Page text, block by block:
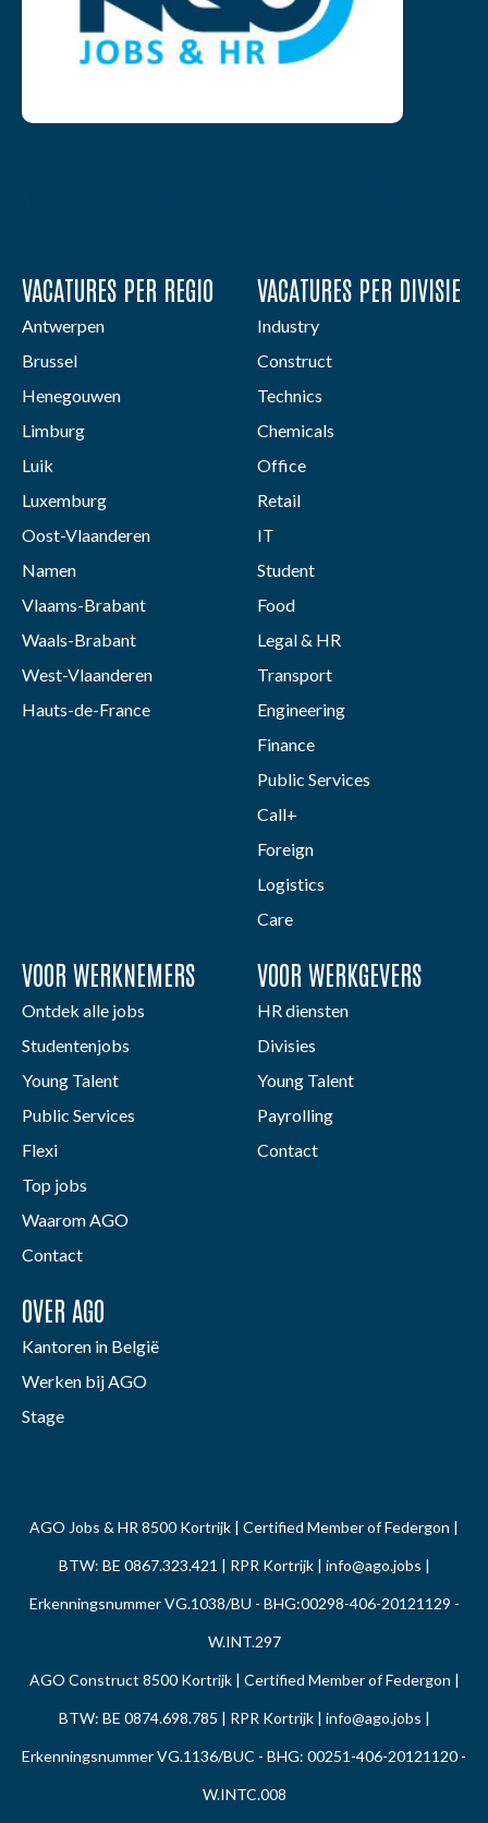
VACATURES PER REGIO
Antwerpen
Brussel
Henegouwen
Limburg
Luik
Luxemburg
Oost-Vlaanderen
Namen
Vlaams-Brabant
Waals-Brabant
West-Vlaanderen
Hauts-de-France
VACATURES PER DIVISIE
Industry
Construct
Technics
Chemicals
Office
Retail
IT
Student
Food
Legal & HR
Transport
Engineering
Finance
Public Services
Call+
Foreign
Logistics
Care
VOOR WERKNEMERS
Ontdek alle jobs
Studentenjobs
Young Talent
Public Services
Flexi
Top jobs
Waarom AGO
Contact
VOOR WERKGEVERS
HR diensten
Divisies
Young Talent
Payrolling
Contact
OVER AGO
Kantoren in België
Werken bij AGO
Stage
AGO Jobs & HR 8500 Kortrijk | Certified Member of Federgon |
BTW: BE 0867.323.421 | RPR Kortrijk | info@ago.jobs |
Erkenningsnummer VG.1038/BU - BHG:00298-406-20121129 -
W.INT.297
AGO Construct 8500 Kortrijk | Certified Member of Federgon |
BTW: BE 0874.698.785 | RPR Kortrijk | info@ago.jobs |
Erkenningsnummer VG.1136/BUC - BHG: 00251-406-20121120 -
W.INTC.008